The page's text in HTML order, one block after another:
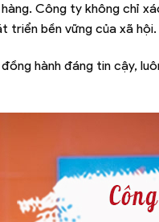
Công ty không chỉ
triển bền vững của xã hội.
hành đáng tin cậy,